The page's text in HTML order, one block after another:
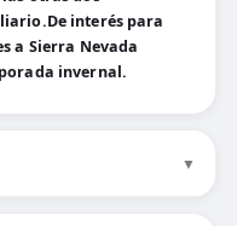
interés para
a Sierra Nevada
invernal.
▼